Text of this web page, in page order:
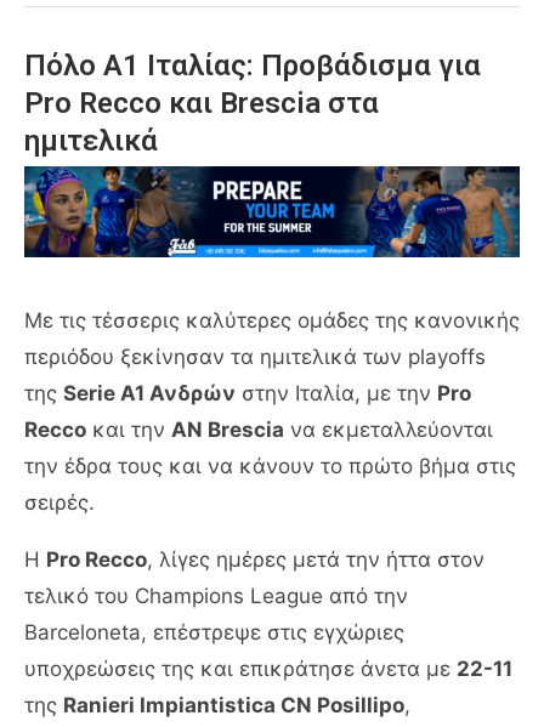
Πόλο A1 Ιταλίας: Προβάδισμα για
Pro Recco και Brescia στα
ημιτελικά
Με τις τέσσερις καλύτερες ομάδες της κανονικής
περιόδου ξεκίνησαν τα ημιτελικά των playoffs
της Serie A1 Ανδρών στην Ιταλία, με την Pro
Recco και την AN Brescia να εκμεταλλεύονται
την έδρα τους και να κάνουν το πρώτο βήμα στις
σειρές.
Η Pro Recco, λίγες ημέρες μετά την ήττα στον
τελικό του Champions League από την
Barceloneta, επέστρεψε στις εγχώριες
υποχρεώσεις της και επικράτησε άνετα με 22-11
της Ranieri Impiantistica CN Posillipo,